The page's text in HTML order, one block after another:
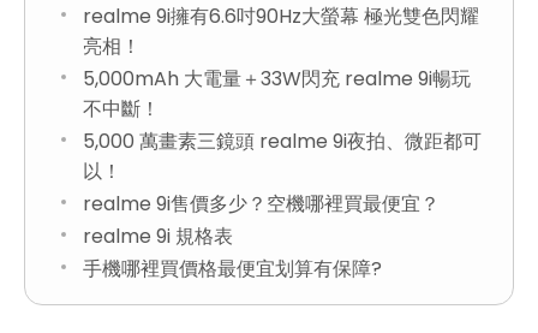
realme 9i擁有6.6吋90Hz大螢幕 極光雙色閃耀
亮相！
5,000mAh 大電量＋33W閃充 realme 9i暢玩
不中斷！
5,000 萬畫素三鏡頭 realme 9i夜拍、微距都可
以！
realme 9i售價多少？空機哪裡買最便宜？
realme 9i 規格表
手機哪裡買價格最便宜划算有保障?